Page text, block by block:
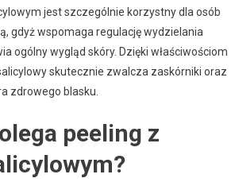
jest szczególnie korzystny dla osób
gdyż wspomaga regulację wydzielania
ogólny wygląd skóry. Dzięki właściwościom
skutecznie zwalcza zaskórniki oraz
zdrowego blasku.
peeling z